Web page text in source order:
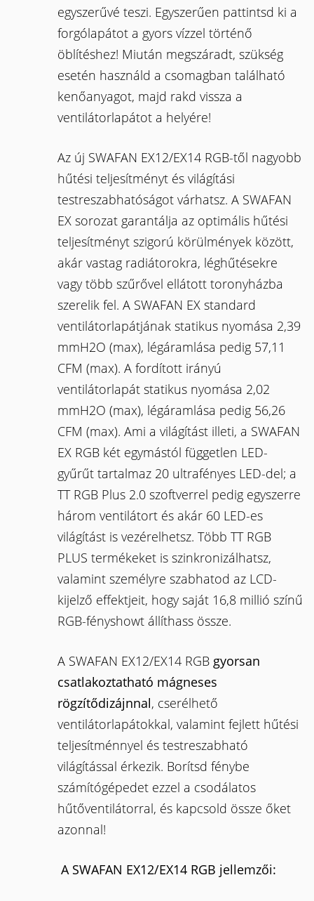
egyszerűvé teszi. Egyszerűen pattintsd ki a
forgólapátot a gyors vízzel történő
öblítéshez! Miután megszáradt, szükség
esetén használd a csomagban található
kenőanyagot, majd rakd vissza a
ventilátorlapátot a helyére!
Az új SWAFAN EX12/EX14 RGB-től nagyobb
hűtési teljesítményt és világítási
testreszabhatóságot várhatsz. A SWAFAN
EX sorozat garantálja az optimális hűtési
teljesítményt szigorú körülmények között,
akár vastag radiátorokra, léghűtésekre
vagy több szűrővel ellátott toronyházba
szerelik fel. A SWAFAN EX standard
ventilátorlapátjának statikus nyomása 2,39
mmH2O (max), légáramlása pedig 57,11
CFM (max). A fordított irányú
ventilátorlapát statikus nyomása 2,02
mmH2O (max), légáramlása pedig 56,26
CFM (max). Ami a világítást illeti, a SWAFAN
EX RGB két egymástól független LED-
gyűrűt tartalmaz 20 ultrafényes LED-del; a
TT RGB Plus 2.0 szoftverrel pedig egyszerre
három ventilátort és akár 60 LED-es
világítást is vezérelhetsz. Több TT RGB
PLUS termékeket is szinkronizálhatsz,
valamint személyre szabhatod az LCD-
kijelző effektjeit, hogy saját 16,8 millió színű
RGB-fényshowt állíthass össze.
A SWAFAN EX12/EX14 RGB gyorsan
csatlakoztatható mágneses
rögzítődizájnnal, cserélhető
ventilátorlapátokkal, valamint fejlett hűtési
teljesítménnyel és testreszabható
világítással érkezik. Borítsd fénybe
számítógépedet ezzel a csodálatos
hűtőventilátorral, és kapcsold össze őket
azonnal!
A SWAFAN EX12/EX14 RGB jellemzői: